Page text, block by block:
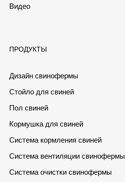
Видео
ПРОДУКТЫ
Дизайн свинофермы
Стойло для свиней
Пол свиней
Кормушка для свиней
Система кормления свиней
Система вентиляции свинофермы
Система очистки свинофермы